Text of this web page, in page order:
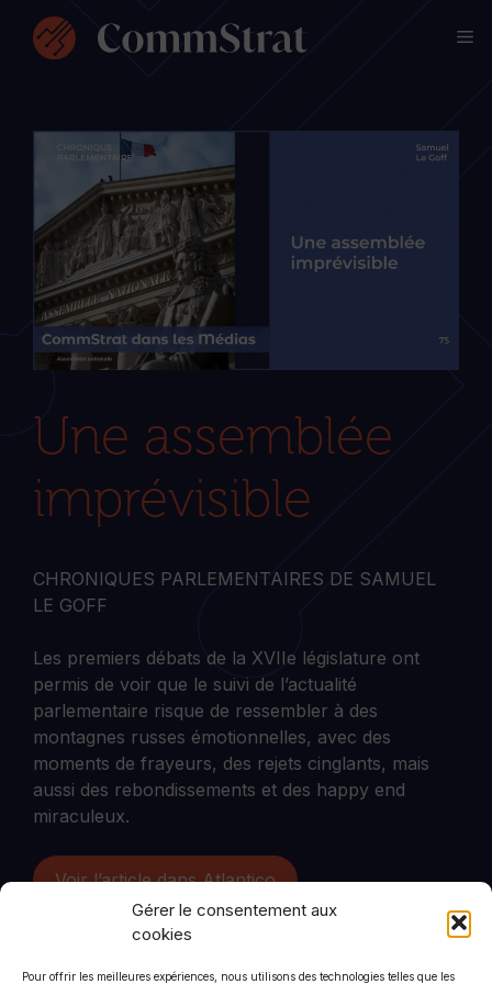
Gérer le consentement aux
cookies
Pour offrir les meilleures expériences, nous utilisons des technologies telles que les
contenu
Une assemblée
imprévisible
CHRONIQUES PARLEMENTAIRES DE SAMUEL
LE GOFF
Les premiers débats de la XVIIe législature ont
permis de voir que le suivi de l’actualité
parlementaire risque de ressembler à des
montagnes russes émotionnelles, avec des
moments de frayeurs, des rejets cinglants, mais
aussi des rebondissements et des happy end
miraculeux.
Voir l’article dans Atlantico